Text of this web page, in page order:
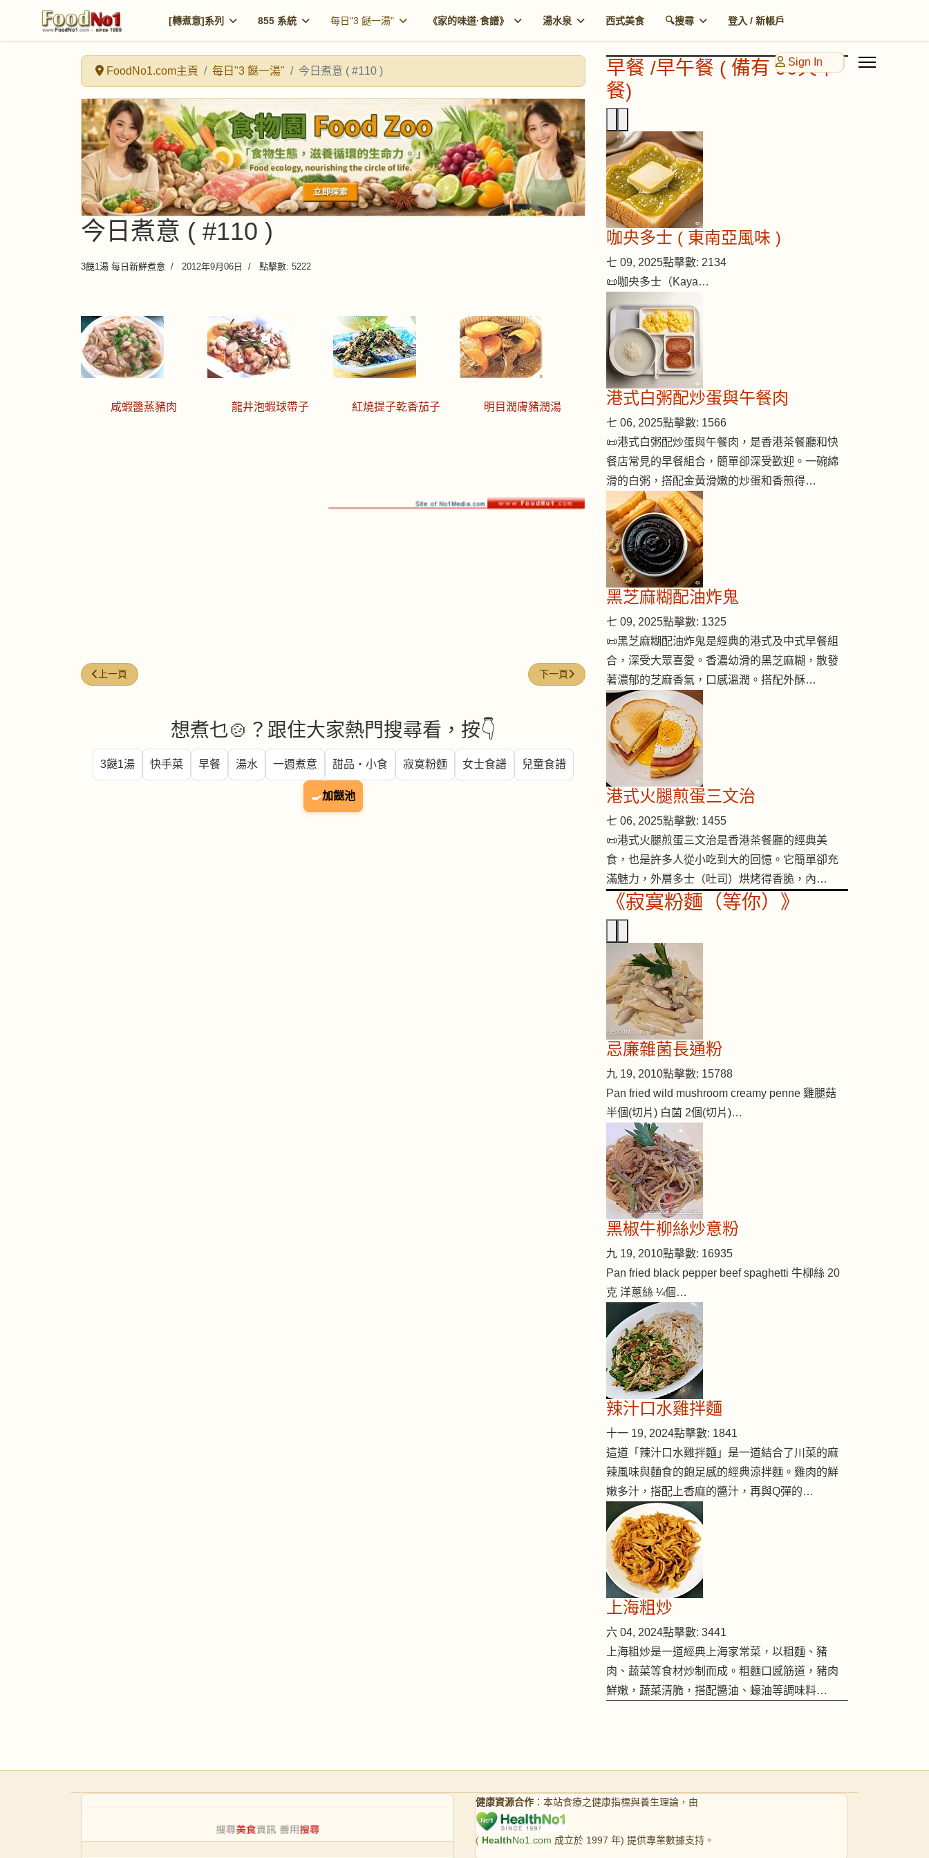
[轉煮意]系列 855 系統 每日"3 餸一湯" 《家的味道·食譜》 湯水泉 西式美食 🔍搜尋 登入 / 新帳戶
Sign In
FoodNo1.com主頁 每日"3 餸一湯" 今日煮意 ( #110 )
今日煮意 ( #110 )
3餸1湯 每日新鮮煮意 2012年9月06日 點擊數: 5222
咸蝦醬蒸豬肉 龍井泡蝦球帶子 紅燒提子乾香茄子 明目潤膚豬潤湯
上一篇文章: 今日煮意 ( #111 )
上一頁 下一篇文章: 今日煮意 ( #109 )
下一頁
想煮乜🍲？跟住大家熱門搜尋看，按👇
3餸1湯 快手菜 早餐 湯水 一週煮意 甜品・小食 寂寞粉麵 女士食譜 兒童食譜
🍳加餸池
早餐 /早午餐 ( 備有 90天早
餐)
咖央多士 ( 東南亞風味 )
七 09, 2025點擊數: 2134
📜咖央多士（Kaya…
港式白粥配炒蛋與午餐肉
七 06, 2025點擊數: 1566
📜港式白粥配炒蛋與午餐肉，是香港茶餐廳和快
餐店常見的早餐組合，簡單卻深受歡迎。一碗綿
滑的白粥，搭配金黃滑嫩的炒蛋和香煎得…
黑芝麻糊配油炸鬼
七 09, 2025點擊數: 1325
📜黑芝麻糊配油炸鬼是經典的港式及中式早餐組
合，深受大眾喜愛。香濃幼滑的黑芝麻糊，散發
著濃郁的芝麻香氣，口感溫潤。搭配外酥…
港式火腿煎蛋三文治
七 06, 2025點擊數: 1455
📜港式火腿煎蛋三文治是香港茶餐廳的經典美
食，也是許多人從小吃到大的回憶。它簡單卻充
滿魅力，外層多士（吐司）烘烤得香脆，內…
《寂寞粉麵（等你）》
忌廉雜菌長通粉
九 19, 2010點擊數: 15788
Pan fried wild mushroom creamy penne 雞腿菇
半個(切片) 白菌 2個(切片)…
黑椒牛柳絲炒意粉
九 19, 2010點擊數: 16935
Pan fried black pepper beef spaghetti 牛柳絲 20
克 洋蔥絲 ¼個…
辣汁口水雞拌麵
十一 19, 2024點擊數: 1841
這道「辣汁口水雞拌麵」是一道結合了川菜的麻
辣風味與麵食的飽足感的經典涼拌麵。雞肉的鮮
嫩多汁，搭配上香麻的醬汁，再與Q彈的…
上海粗炒
六 04, 2024點擊數: 3441
上海粗炒是一道經典上海家常菜，以粗麵、豬
肉、蔬菜等食材炒制而成。粗麵口感筋道，豬肉
鮮嫩，蔬菜清脆，搭配醬油、蠔油等調味料…
健康資源合作 ：本站食療之健康指標與養生理論，由
( HealthNo1.com 成立於 1997 年) 提供專業數據支持。